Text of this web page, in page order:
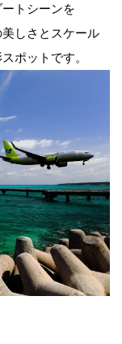
トシーンを
しさとスケール
ポットです。